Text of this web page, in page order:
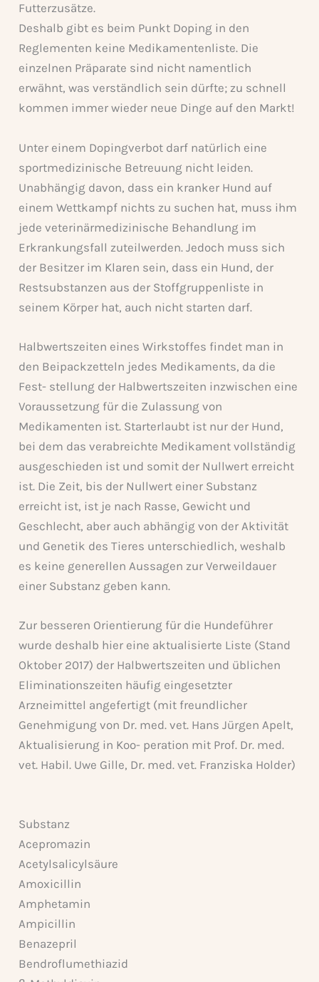
Futterzusätze.
Deshalb gibt es beim Punkt Doping in den
Reglementen keine Medikamentenliste. Die
einzelnen Präparate sind nicht namentlich
erwähnt, was verständlich sein dürfte; zu schnell
kommen immer wieder neue Dinge auf den Markt!
Unter einem Dopingverbot darf natürlich eine
sportmedizinische Betreuung nicht leiden.
Unabhängig davon, dass ein kranker Hund auf
einem Wettkampf nichts zu suchen hat, muss ihm
jede veterinärmedizinische Behandlung im
Erkrankungsfall zuteilwerden. Jedoch muss sich
der Besitzer im Klaren sein, dass ein Hund, der
Restsubstanzen aus der Stoffgruppenliste in
seinem Körper hat, auch nicht starten darf.
Halbwertszeiten eines Wirkstoffes findet man in
den Beipackzetteln jedes Medikaments, da die
Fest- stellung der Halbwertszeiten inzwischen eine
Voraussetzung für die Zulassung von
Medikamenten ist. Starterlaubt ist nur der Hund,
bei dem das verabreichte Medikament vollständig
ausgeschieden ist und somit der Nullwert erreicht
ist. Die Zeit, bis der Nullwert einer Substanz
erreicht ist, ist je nach Rasse, Gewicht und
Geschlecht, aber auch abhängig von der Aktivität
und Genetik des Tieres unterschiedlich, weshalb
es keine generellen Aussagen zur Verweildauer
einer Substanz geben kann.
Zur besseren Orientierung für die Hundeführer
wurde deshalb hier eine aktualisierte Liste (Stand
Oktober 2017) der Halbwertszeiten und üblichen
Eliminationszeiten häufig eingesetzter
Arzneimittel angefertigt (mit freundlicher
Genehmigung von Dr. med. vet. Hans Jürgen Apelt,
Aktualisierung in Koo- peration mit Prof. Dr. med.
vet. Habil. Uwe Gille, Dr. med. vet. Franziska Holder)
Substanz
Acepromazin
Acetylsalicylsäure
Amoxicillin
Amphetamin
Ampicillin
Benazepril
Bendroflumethiazid